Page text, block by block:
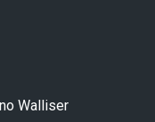
Walliser